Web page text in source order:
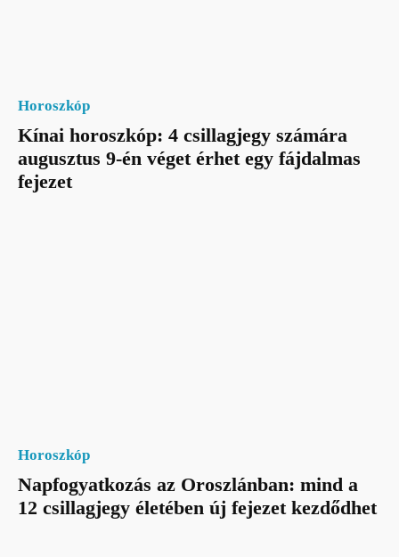
Horoszkóp
Kínai horoszkóp: 4 csillagjegy számára
augusztus 9-én véget érhet egy fájdalmas
fejezet
Horoszkóp
Napfogyatkozás az Oroszlánban: mind a
12 csillagjegy életében új fejezet kezdődhet